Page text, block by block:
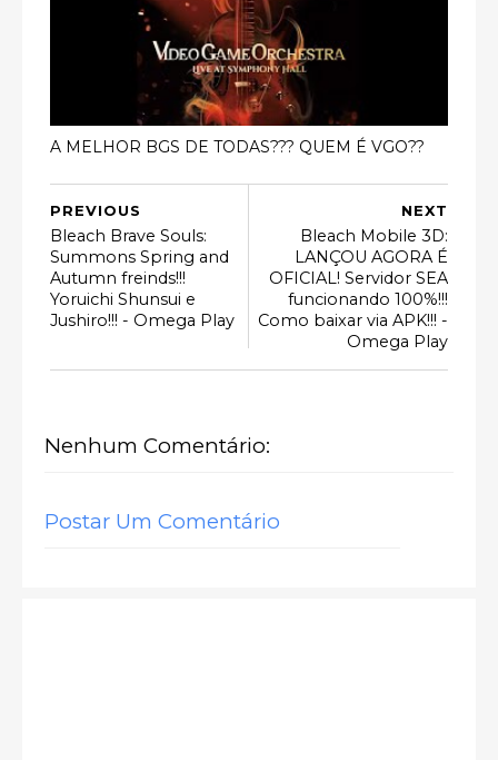
A MELHOR BGS DE TODAS??? QUEM É VGO??
NEXT
Bleach Mobile 3D:
LANÇOU AGORA É
OFICIAL! Servidor SEA
funcionando 100%!!!
Como baixar via APK!!! -
Omega Play
PREVIOUS
Bleach Brave Souls:
Summons Spring and
Autumn freinds!!!
Yoruichi Shunsui e
Jushiro!!! - Omega Play
Nenhum Comentário:
Postar Um Comentário